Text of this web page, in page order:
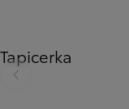
Tapicerka
Poprzedni